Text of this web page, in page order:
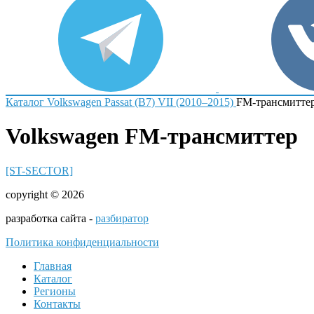
Каталог Volkswagen Passat (B7) VII (2010–2015) FM-
Volkswagen FM-трансмиттер
[ST-SECTOR]
copyright © 2026
разработка сайта - разбиратор
Политика конфиденциальности
Главная
Каталог
Регионы
Контакты